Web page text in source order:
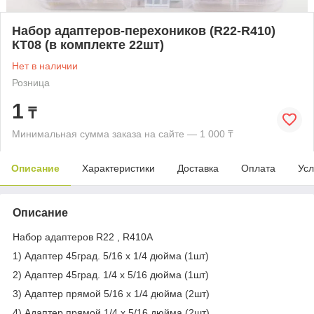
Набор адаптеров-перехоников (R22-R410)
КТ08 (в комплекте 22шт)
Нет в наличии
Розница
1 ₸
Минимальная сумма заказа на сайте — 1 000 ₸
Описание Характеристики Доставка Оплата
Описание
Набор адаптеров R22 , R410A
1) Адаптер 45град. 5/16 х 1/4 дюйма (1шт)
2) Адаптер 45град. 1/4 х 5/16 дюйма (1шт)
3) Адаптер прямой 5/16 х 1/4 дюйма (2шт)